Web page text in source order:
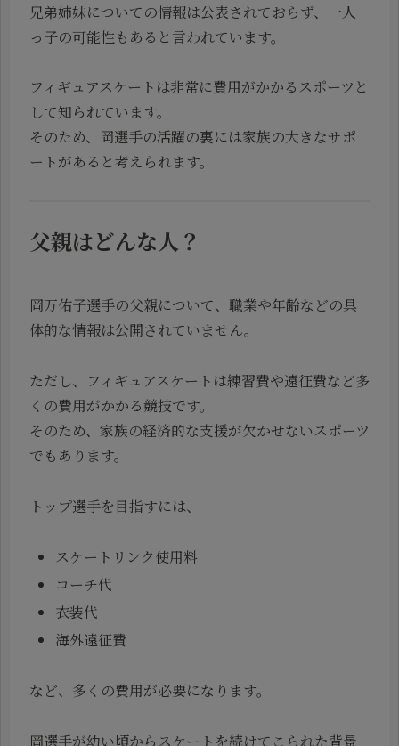
兄弟姉妹についての情報は公表されておらず、一人
っ子の可能性もあると言われています。
フィギュアスケートは非常に費用がかかるスポーツと
して知られています。
そのため、岡選手の活躍の裏には家族の大きなサポ
ートがあると考えられます。
父親はどんな人？
岡万佑子選手の父親について、職業や年齢などの具
体的な情報は公開されていません。
ただし、フィギュアスケートは練習費や遠征費など多
くの費用がかかる競技です。
そのため、家族の経済的な支援が欠かせないスポーツ
でもあります。
トップ選手を目指すには、
スケートリンク使用料
コーチ代
衣装代
海外遠征費
など、多くの費用が必要になります。
岡選手が幼い頃からスケートを続けてこられた背景